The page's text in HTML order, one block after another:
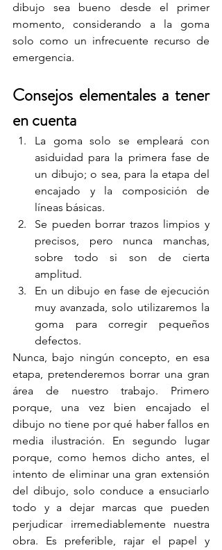
dibujo sea bueno desde el primer
momento, considerando a la goma
solo como un infrecuente recurso de
emergencia.
Consejos elementales a tener
en cuenta
La goma solo se empleará con
asiduidad para la primera fase de
un dibujo; o sea, para la etapa del
encajado y la composición de
líneas básicas.
Se pueden borrar trazos limpios y
precisos, pero nunca manchas,
sobre todo si son de cierta
amplitud.
En un dibujo en fase de ejecución
muy avanzada, solo utilizaremos la
goma para corregir pequeños
defectos.
Nunca, bajo ningún concepto, en esa
etapa, pretenderemos borrar una gran
área de nuestro trabajo. Primero
porque, una vez bien encajado el
dibujo no tiene por qué haber fallos en
media ilustración. En segundo lugar
porque, como hemos dicho antes, el
intento de eliminar una gran extensión
del dibujo, solo conduce a ensuciarlo
todo y a dejar marcas que pueden
perjudicar irremediablemente nuestra
obra. Es preferible, rajar el papel y